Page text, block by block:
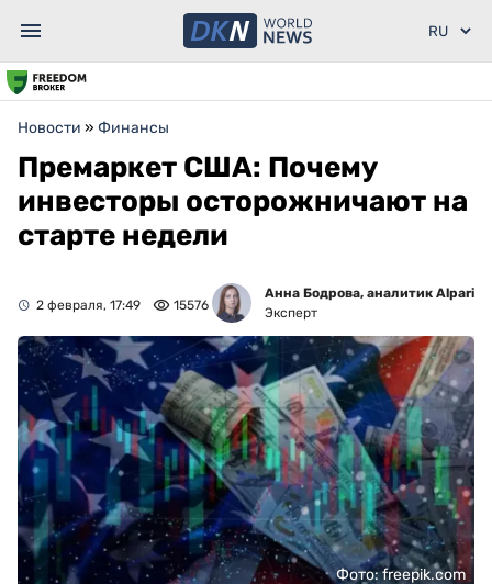
Новости » Финансы
Премаркет США: Почему
инвесторы осторожничают на
старте недели
2 февраля, 17:49 15576
Анна Бодрова, аналитик Alpari
Эксперт
Фото: freepik.com